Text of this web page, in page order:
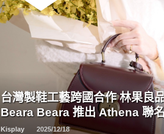
台灣製鞋工藝跨國合作 林果良
Beara Beara 推出 Athena 聯
Kisplay 2025/12/18
READ
MORE